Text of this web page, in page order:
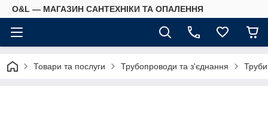
O&L — МАГАЗИН САНТЕХНІКИ ТА ОПАЛЕННЯ
Товари та послуги Трубопроводи та з'єднання Труби